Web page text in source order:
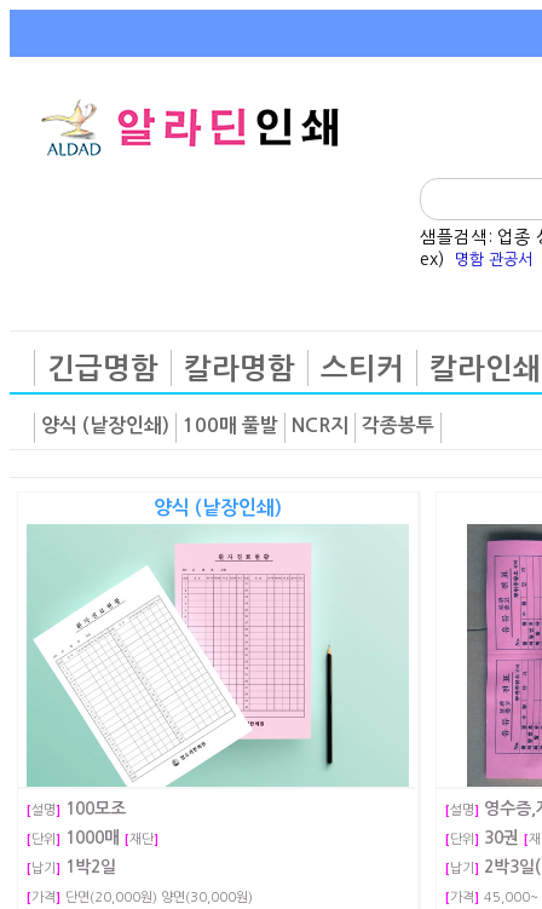
샘플검색: 업종
ex)
명함 관공서
긴급명함 칼라명함 스티커 칼라인쇄
양식 (낱장인쇄) 100매 풀발 NCR지 각종봉투
양식 (낱장인쇄)
[설명] 100모조
[단위 ] 1000매 [재단]
[납기 ] 1박2일
[가격] 단면(20,000원) 양면(30,000원)
[설명] 영수증,
[단위 ] 30권 [
[납기 ] 2박3일
[가격] 45,000~